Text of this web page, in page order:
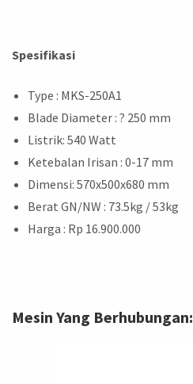
Spesifikasi
Type : MKS-250A1
Blade Diameter : ? 250 mm
Listrik: 540 Watt
Ketebalan Irisan : 0-17 mm
Dimensi: 570x500x680 mm
Berat GN/NW : 73.5kg / 53kg
Harga : Rp 16.900.000
Mesin Yang Berhubungan: